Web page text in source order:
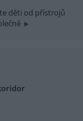
děti od přístrojů